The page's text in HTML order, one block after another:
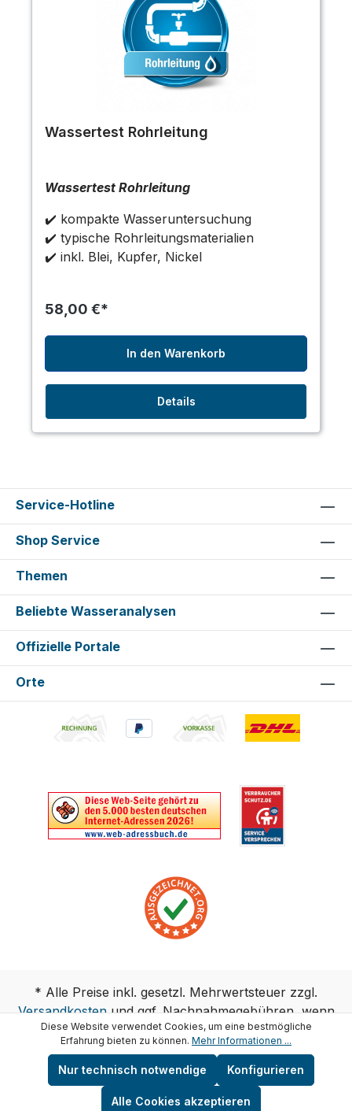
Wassertest Rohrleitung
Wassertest Rohrleitung
✔️ kompakte Wasseruntersuchung
✔️ typische Rohrleitungsmaterialien
✔️ inkl. Blei, Kupfer, Nickel
58,00 €*
In den Warenkorb
Details
Service-Hotline
Shop Service
Themen
Beliebte Wasseranalysen
Offizielle Portale
Orte
* Alle Preise inkl. gesetzl. Mehrwertsteuer zzgl.
Versandkostenund ggf. Nachnahmegebühren, wenn
nicht anders angegeben.
Copyright © test-wasser.de
Diese Website verwendet Cookies, um eine bestmögliche
Erfahrung bieten zu können. Mehr Informationen ...
Nur technisch notwendige Konfigurieren
Alle Cookies akzeptieren
Vertrag widerrufen